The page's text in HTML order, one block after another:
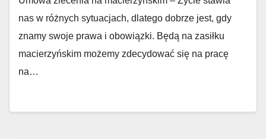
nas w różnych sytuacjach, dlatego dobrze jest, gdy
znamy swoje prawa i obowiązki. Będą na zasiłku
macierzyńskim możemy zdecydować się na pracę
na…